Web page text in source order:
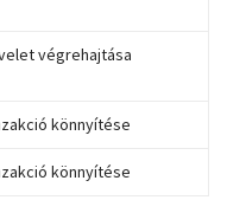
végrehajtása
könnyítése
könnyítése